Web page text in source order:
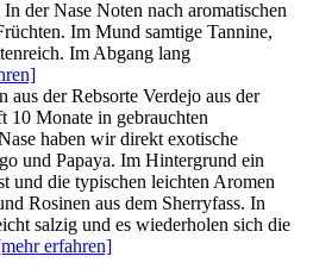
der Nase Noten nach aromatischen
Im Mund samtige Tannine,
Im Abgang lang
aus der Rebsorte Verdejo aus der
10 Monate in gebrauchten
haben wir direkt exotische
und Papaya. Im Hintergrund ein
und die typischen leichten Aromen
Rosinen aus dem Sherryfass. In
salzig und es wiederholen sich die
erfahren]